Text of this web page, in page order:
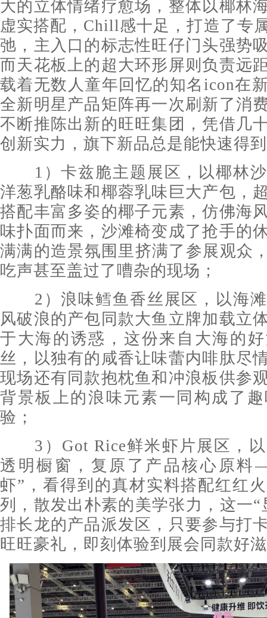
大的立体情绪疗愈场，整体以椰林
虚实搭配，Chill感十足，打造了专
弛，主入口的标志性旺仔门头强势
而天花板上的超大环形屏则负责远
载着无数人童年回忆的知名icon在
全新明星产品矩阵再一次刷新了消
不断推陈出新的旺旺集团，凭借几
创新实力，旗下新品总是能快速得
1）卡兹脆主题展区，以椰林沙
洋葱乳酪味和椰蓉乳味巨大产包，
搭配丰富多姿的椰子元素，仿佛海
味扑面而来，沙滩椅变成了抢手的
满满的造景氛围里挤满了参展观众
吃声甚至盖过了嘈杂的现场；
2）浪味鳕鱼香丝展区，以海滩
风破浪的产包同款大鱼立牌加载立
于大海的诱惑，这份来自大海的
丝，以独有的咸香让味蕾内啡肽尽
现场还有同款抱枕鱼和冲浪板供参
背景板上的浪味元素一同构成了
验；
3）Got Rice鲜米虾片展区，以
透明橱窗，复原了产品核心原
虾”，看得到的真材实料搭配红红
列，散发出朴素的美学张力，这一“
排长龙的产品派发区，只要参与打
旺旺豪礼，即刻体验到展会同款好